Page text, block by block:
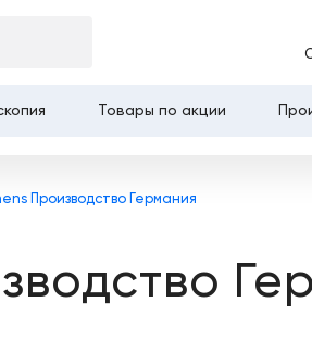
Товары по акции
Производство Германия